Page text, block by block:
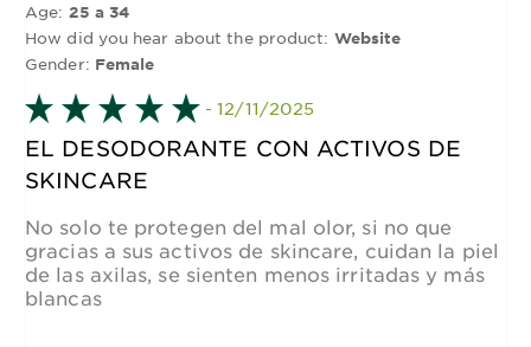
Age: 25 a 34
How did you hear about the product: Website
Gender: Female
- 12/11/2025
EL DESODORANTE CON ACTIVOS DE
SKINCARE
No solo te protegen del mal olor, si no que
gracias a sus activos de skincare, cuidan la piel
de las axilas, se sienten menos irritadas y más
blancas